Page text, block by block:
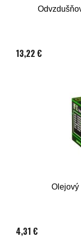
13,22 €
Olejový
4,31 €